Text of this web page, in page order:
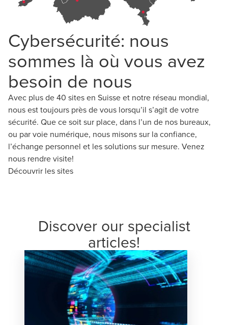
Cybersécurité: nous
sommes là où vous avez
besoin de nous
Avec plus de 40 sites en Suisse et notre réseau mondial,
nous est toujours près de vous lorsqu’il s’agit de votre
sécurité. Que ce soit sur place, dans l’un de nos bureaux,
ou par voie numérique, nous misons sur la confiance,
l’échange personnel et les solutions sur mesure. Venez
nous rendre visite!
Découvrir les sites
Discover our specialist
articles!